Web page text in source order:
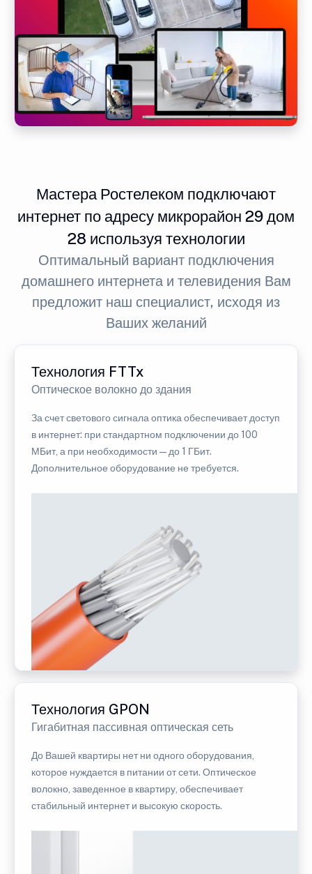
Мастера Ростелеком подключают
интернет по адресу микрорайон 29 дом
28 используя технологии
Оптимальный вариант подключения
домашнего интернета и телевидения Вам
предложит наш специалист, исходя из
Ваших желаний
Технология FTTx
Оптическое волокно до здания
За счет светового сигнала оптика обеспечивает доступ
в интернет: при стандартном подключении до 100
МБит, а при необходимости — до 1 ГБит.
Дополнительное оборудование не требуется.
Технология GPON
Гигабитная пассивная оптическая сеть
До Вашей квартиры нет ни одного оборудования,
которое нуждается в питании от сети. Оптическое
волокно, заведенное в квартиру, обеспечивает
стабильный интернет и высокую скорость.